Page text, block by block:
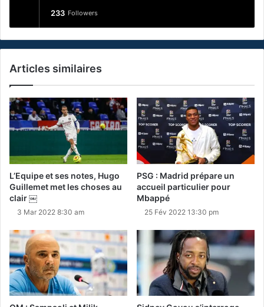
233 Followers
Articles similaires
L’Equipe et ses notes, Hugo
Guillemet met les choses au
clair ￼
3 Mar 2022 8:30 am
PSG : Madrid prépare un
accueil particulier pour
Mbappé
25 Fév 2022 13:30 pm